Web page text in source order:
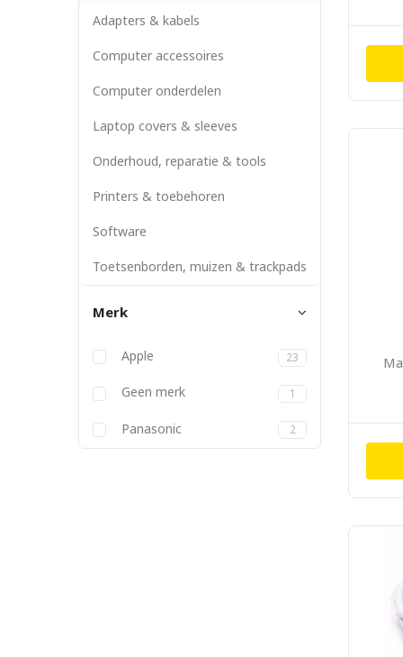
Adapters & kabels
Computer accessoires
Computer onderdelen
Laptop covers & sleeves
Onderhoud, reparatie & tools
Printers & toebehoren
Software
Toetsenborden, muizen & trackpads
Merk
Apple 23
Geen merk 1
Panasonic 2